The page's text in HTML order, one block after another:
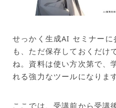
せっかく生成AI セミナー
も、ただ保存しておくだけ
ね。資料は使い方次第で、
れる強力なツールになります
ここでは、受講前から受講